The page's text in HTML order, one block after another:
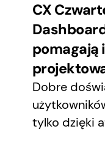
CX
pomagają
Dobre
tylko dzięki